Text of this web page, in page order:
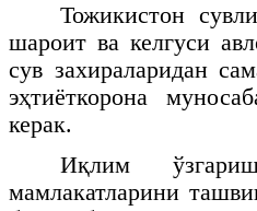
Тожикистон
шароит ва келгуси
сув захираларидан
эҳтиёткорона
керак.
Иқлим
мамлакатларини